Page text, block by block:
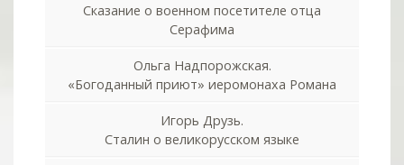
Сказание о военном посетителе отца
Серафима
Ольга Надпорожская.
«Богоданный приют» иеромонаха Романа
Игорь Друзь.
Сталин о великорусском языке